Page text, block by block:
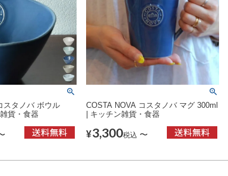
スタノバ ボウル
貨・食器
COSTA NOVA コスタノバ マグ 300ml
| キッチン雑貨・食器
¥3,300税込 〜